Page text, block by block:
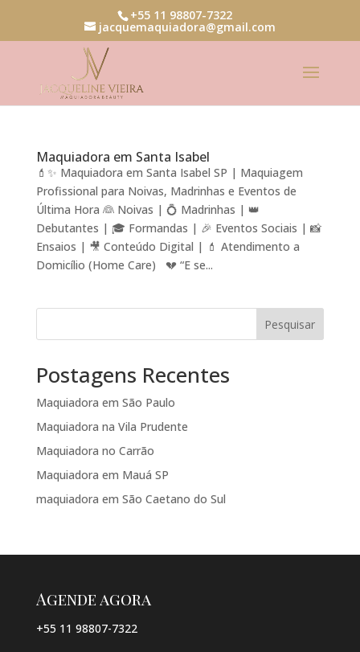
+55 11 98807-7322
jacquemaquiadora@gmail.com
Maquiadora em Santa Isabel
💄✨ Maquiadora em Santa Isabel SP | Maquiagem
Profissional para Noivas, Madrinhas e Eventos de
Última Hora 👰 Noivas | 💍 Madrinhas | 👑
Debutantes | 🎓 Formandas | 🎉 Eventos Sociais | 📸
Ensaios | 🎥 Conteúdo Digital | 💄 Atendimento a
Domicílio (Home Care) 💔 “E se...
Pesquisar
Postagens Recentes
Maquiadora em São Paulo
Maquiadora na Vila Prudente
Maquiadora no Carrão
Maquiadora em Mauá SP
maquiadora em São Caetano do Sul
Agende agora
+55 11 98807-7322